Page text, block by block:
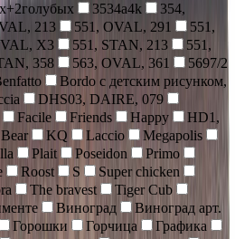
3534a4k
354,
213 551, OVAL, 291
551,
X3 551, STAN, 213
551,
358 563, OVAL, 361
5697/2
Bordo с детским рисунком,
DHS03, DAIRE, 079
Facile Friends Happy
HD1,
KQ Laccio
Megapolis
Plait Poseidon
Primo
Roost S
Super chicken
The bravest
Tiger Cub
Виноград
Виноград арт.
Горошки Горчица
Графика